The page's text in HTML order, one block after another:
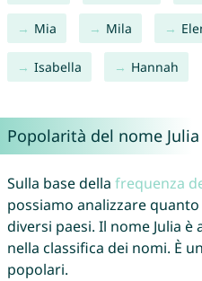
Mia Mila
Isabella Hannah
Popolarità del nome Julia
Sulla base della frequenza
possiamo analizzare
diversi paesi. Il nome Julia è
nella classifica dei nomi. È
popolari.